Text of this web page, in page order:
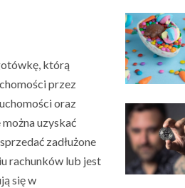
którą
przez
oraz
uzyskać
zadłużone
rachunków lub jest
się w